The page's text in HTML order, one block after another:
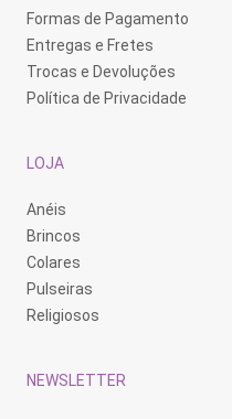
Formas de Pagamento
Entregas e Fretes
Trocas e Devoluções
Política de Privacidade
LOJA
Anéis
Brincos
Colares
Pulseiras
Religiosos
NEWSLETTER